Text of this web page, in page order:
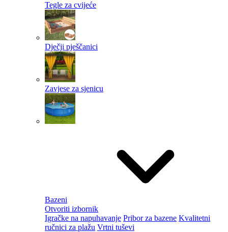
Tegle za cvijeće
Dječji pješčanici
Zavjese za sjenicu
Bazeni
Otvoriti izbornik
Igračke na napuhavanje Pribor za bazene Kvalitetni
ručnici za plažu Vrtni tuševi